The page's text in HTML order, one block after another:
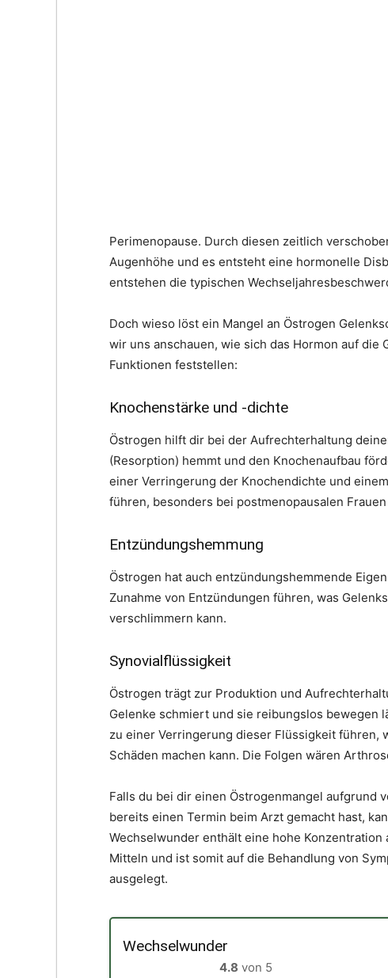
Perimenopause. Durch diesen zeitlich
Augenhöhe und es entsteht eine hormonelle
entstehen die typischen
Doch wieso löst ein Mangel an Östrogen
wir uns anschauen, wie sich das Hormon auf die
Funktionen feststellen:
Knochenstärke und -dichte
Östrogen hilft dir bei der Aufrechterhaltung
(Resorption) hemmt und den Knochenaufbau
einer Verringerung der Knochendichte und
führen, besonders bei postmenopausalen
Entzündungshemmung
Östrogen hat auch entzündungshemmende
Zunahme von Entzündungen führen, was
verschlimmern kann.
Synovialflüssigkeit
Östrogen trägt zur Produktion und
Gelenke schmiert und sie reibungslos bewegen
zu einer Verringerung dieser Flüssigkeit führen,
Schäden machen kann. Die Folgen wären
Falls du bei dir einen Östrogenmangel aufgrund
bereits einen Termin beim Arzt gemacht hast,
Wechselwunder enthält eine hohe
Mitteln und ist somit auf die Behandlung von
ausgelegt.
Wechselwunder
4.8 von 5